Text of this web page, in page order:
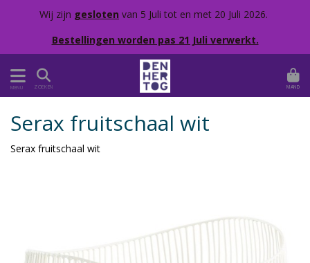
Wij zijn gesloten van 5 Juli tot en met 20 Juli 2026.
Bestellingen worden pas 21 Juli verwerkt.
MENU ZOEKEN MAND
Serax fruitschaal wit
Serax fruitschaal wit